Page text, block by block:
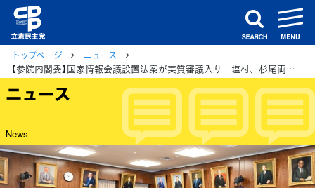
search
トップページ
ニュース
【参院内閣委】国家情報会議設置法案が実質審議入り 塩村、杉尾両議員が立法事実や立法過程などを追及
ニュース
News